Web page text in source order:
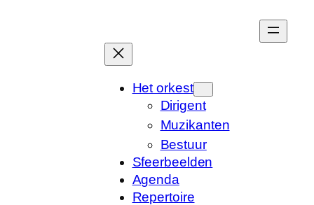
Het orkest
Dirigent
Muzikanten
Bestuur
Sfeerbeelden
Agenda
Repertoire